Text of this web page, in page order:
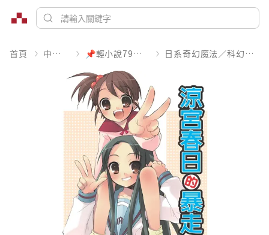
首頁 中文書 📌輕小說79折起 日系奇幻魔法／科幻冒險